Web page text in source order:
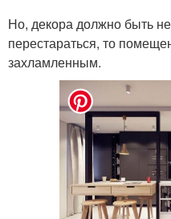
Но, декора должно быть
перестараться, то
захламленным.